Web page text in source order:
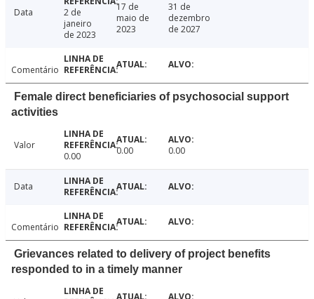
Data
2 de
janeiro
de 2023
17 de
maio de
2023
31 de
dezembro
de 2027
Comentário
Female direct beneficiaries of psychosocial support
activities
Valor
0.00
0.00 0.00
Data
Comentário
Grievances related to delivery of project benefits
responded to in a timely manner